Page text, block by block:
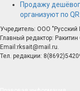
Продажу
организуют по
Учредитель: ООО "Русский
Главный редактор: Ракитин
Email:rksait@mail.ru.
Тел. редакции: